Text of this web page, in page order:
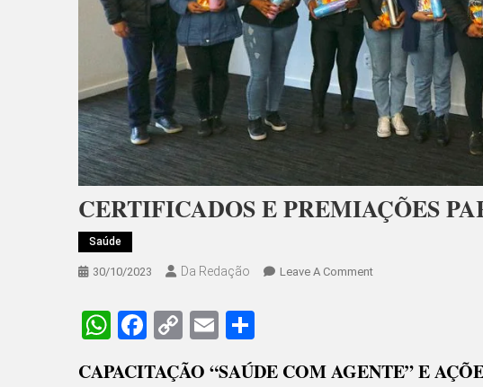
CERTIFICADOS E PREMIAÇÕES
Saúde
30/10/2023 Da Redação Leave A CommentOn
AGENTES
WhatsApp
Facebook
Copy
Link
Email
CAPACITAÇÃO “SAÚDE COM AGENTE” E